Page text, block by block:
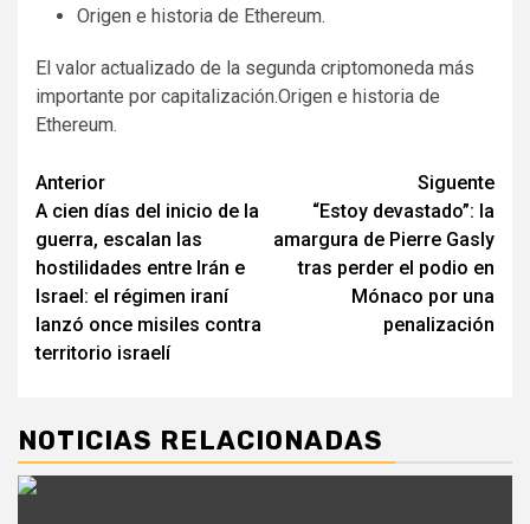
Origen e historia de Ethereum.
El valor actualizado de la segunda criptomoneda más
importante por capitalización.Origen e historia de
Ethereum.
Navegación
de
entradas
Anterior
A cien días del inicio de la
guerra, escalan las
hostilidades entre Irán e
Israel: el régimen iraní
lanzó once misiles contra
territorio israelí
Siguente
“Estoy devastado”: la
amargura de Pierre Gasly
tras perder el podio en
Mónaco por una
penalización
NOTICIAS RELACIONADAS